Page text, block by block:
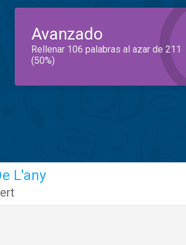
Avanzado
Rellenar 106 palabras al azar de 211
(50%)
L'any